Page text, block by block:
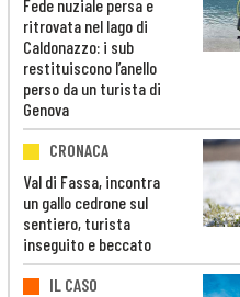
Fede nuziale persa e
ritrovata nel lago di
Caldonazzo: i sub
restituiscono l’anello
perso da un turista di
Genova
CRONACA
Val di Fassa, incontra
un gallo cedrone sul
sentiero, turista
inseguito e beccato
IL CASO